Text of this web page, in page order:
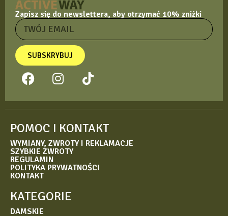
Zapisz się do newslettera, aby otrzymać 10% zniżki
SUBSKRYBUJ
POMOC I KONTAKT
WYMIANY, ZWROTY I REKLAMACJE
SZYBKIE ZWROTY
REGULAMIN
POLITYKA PRYWATNOŚCI
KONTAKT
KATEGORIE
DAMSKIE